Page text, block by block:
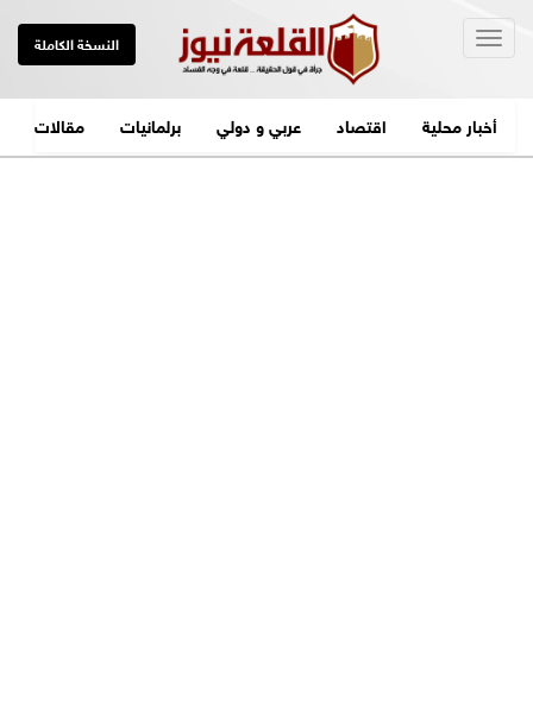
النسخة الكاملة
أخبار محلية اقتصاد عربي و دولي برلمانيات مقالات